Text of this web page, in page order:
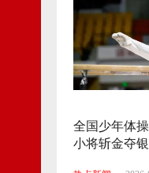
全国少年体
小将斩金夺银